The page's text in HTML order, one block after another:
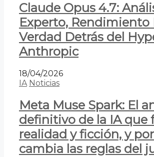
Claude Opus 4.7:
Experto, Rendimiento
Verdad Detrás del
Anthropic
18/04/2026
IA Noticias
Meta Muse Spark: El
definitivo de la IA que
realidad y ficción, y
cambia las reglas del